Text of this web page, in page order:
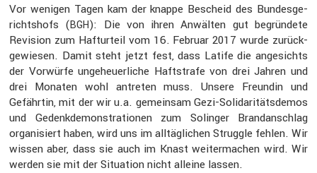
Vor wenigen Tagen kam der knappe Bescheid des Bundes­ge­
richts­hofs (BGH): Die von ihren Anwälten gut begrün­dete
Revision zum Haftur­teil vom 16. Februar 2017 wurde zurück­
ge­wiesen. Damit steht jetzt fest, dass Latife die angesichts
der Vorwürfe ungeheu­er­liche Haftstrafe von drei Jahren und
drei Monaten wohl antreten muss. Unsere Freundin und
Gefährtin, mit der wir u.a. gemeinsam Gezi-Solida­ri­täts­demos
und Gedenk­de­mons­tra­tionen zum Solinger Brand­an­schlag
organi­siert haben, wird uns im alltäg­li­chen Struggle fehlen. Wir
wissen aber, dass sie auch im Knast weiter­ma­chen wird. Wir
werden sie mit der Situa­tion nicht alleine lassen.